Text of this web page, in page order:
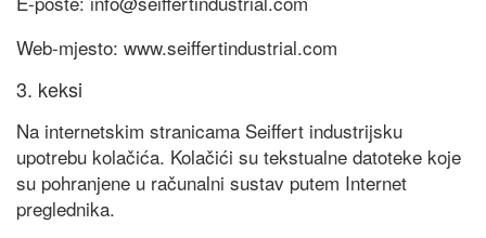
Web-mjesto: www.seiffertindustrial.com
3. keksi
Na internetskim stranicama Seiffert industrijsku
upotrebu kolačića. Kolačići su tekstualne datoteke koje
su pohranjene u računalni sustav putem Internet
preglednika.